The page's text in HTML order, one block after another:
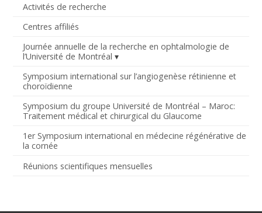
Activités de recherche
Centres affiliés
Journée annuelle de la recherche en ophtalmologie de
l’Université de Montréal
Symposium international sur l’angiogenèse rétinienne et
choroïdienne
Symposium du groupe Université de Montréal – Maroc:
Traitement médical et chirurgical du Glaucome
1er Symposium international en médecine régénérative de
la cornée
Réunions scientifiques mensuelles